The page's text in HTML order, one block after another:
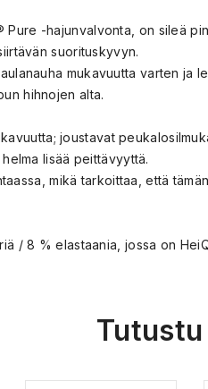
-hajunvalvonta, on sileä
suorituskyvyn.
mukavuutta varten ja
hihnojen alta.
joustavat
lisää peittävyyttä.
mikä tarkoittaa, että
/ 8 % elastaania, jossa on